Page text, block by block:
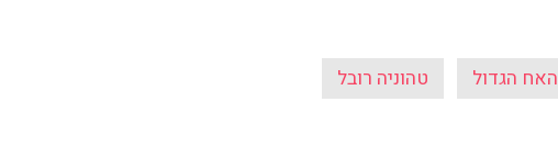
האח הגדול טהוניה רובל